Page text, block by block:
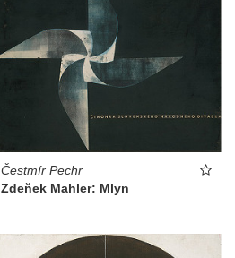
Čestmír Pechr
Zdeňek Mahler: Mlyn